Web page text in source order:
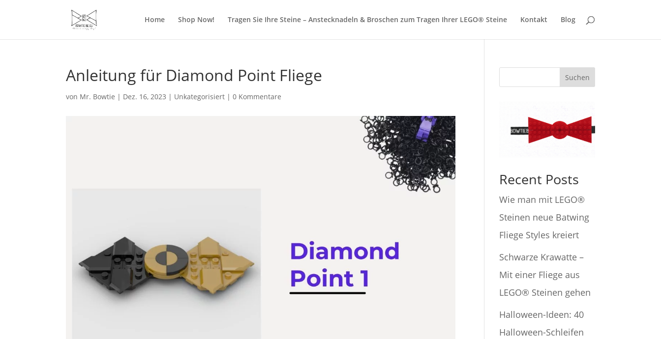
Home Shop Now! Tragen Sie Ihre Steine – Anstecknadeln & Broschen zum Tragen Ihrer LEGO® Steine Kontakt Blog
Anleitung für Diamond Point Fliege
von Mr. Bowtie | Dez. 16, 2023 | Unkategorisiert |0 Kommentare
Suchen
Recent Posts
Wie man mit LEGO®
Steinen neue Batwing
Fliege Styles kreiert
Schwarze Krawatte –
Mit einer Fliege aus
LEGO® Steinen gehen
Halloween-Ideen: 40
Halloween-Schleifen